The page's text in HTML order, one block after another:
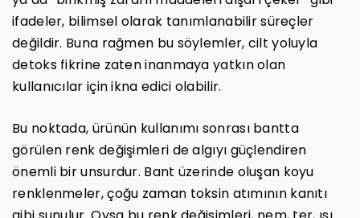
ifadeler, bilimsel olarak tanımlanabilir süreçler
değildir. Buna rağmen bu söylemler, cilt yoluyla
detoks fikrine zaten inanmaya yatkın olan
kullanıcılar için ikna edici olabilir.
Bu noktada, ürünün kullanımı sonrası bantta
görülen renk değişimleri de algıyı güçlendiren
önemli bir unsurdur. Bant üzerinde oluşan koyu
renklenmeler, çoğu zaman toksin atımının kanıtı